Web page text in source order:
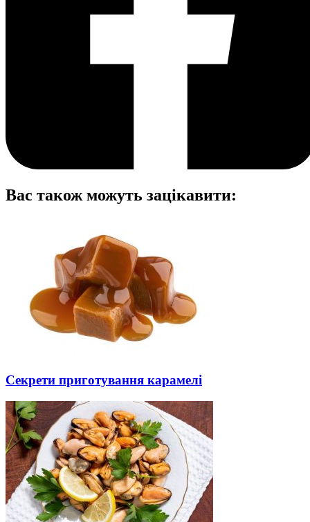
Вас також можуть зацікавити:
Секрети приготування карамелі